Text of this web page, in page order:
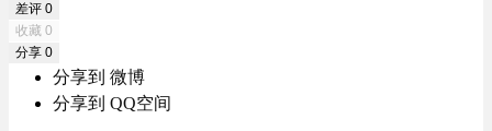
差评 0
收藏 0
分享 0
分享到 微博
分享到 QQ空间